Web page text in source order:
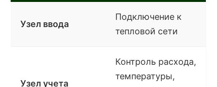
Узел ввода
Подключение к
тепловой сети
Узел учета
Контроль расхода,
температуры,